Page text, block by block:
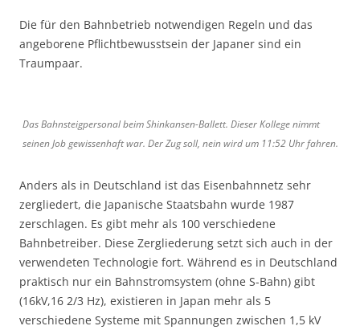
Die für den Bahnbetrieb notwendigen Regeln und das
angeborene Pflichtbewusstsein der Japaner sind ein
Traumpaar.
Das Bahnsteigpersonal beim Shinkansen-Ballett. Dieser Kollege nimmt
seinen Job gewissenhaft war. Der Zug soll, nein wird um 11:52 Uhr fahren.
Anders als in Deutschland ist das Eisenbahnnetz sehr
zergliedert, die Japanische Staatsbahn wurde 1987
zerschlagen. Es gibt mehr als 100 verschiedene
Bahnbetreiber. Diese Zergliederung setzt sich auch in der
verwendeten Technologie fort. Während es in Deutschland
praktisch nur ein Bahnstromsystem (ohne S-Bahn) gibt
(16kV,16 2/3 Hz), existieren in Japan mehr als 5
verschiedene Systeme mit Spannungen zwischen 1,5 kV